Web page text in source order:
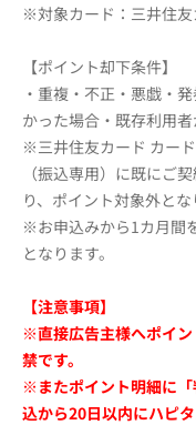
※対象カード：三井住
【ポイント却下条件】
・重複・不正・悪戯・
かった場合・既存利用
※三井住友カード カー
（振込専用）に既にご
り、ポイント対象外とな
※お申込みから1カ月間
となります。
【注意事項】
※直接広告主様へポイ
禁です。
※またポイント明細に
込から20日以内にハピ